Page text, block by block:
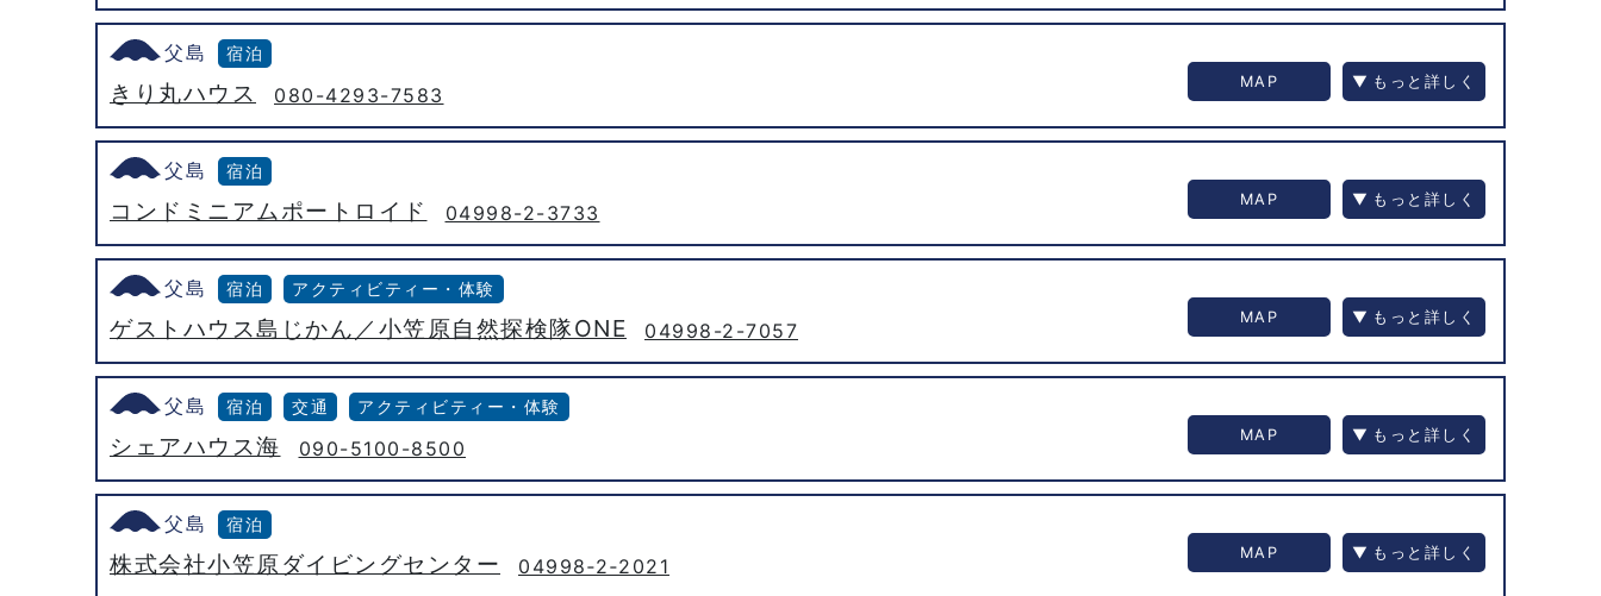
父島 宿泊
きり丸ハウス 080-4293-7583
MAP
父島 宿泊
コンドミニアムポートロイド 04998-2-3733
MAP
父島 宿泊 アクティビティー・体験
ゲストハウス島じかん／小笠原自然探検隊ONE 04998-2-7057
MAP
父島 宿泊 交通 アクティビティー・体験
シェアハウス海 090-5100-8500
MAP
父島 宿泊
株式会社小笠原ダイビングセンター 04998‐2‐2021
MAP